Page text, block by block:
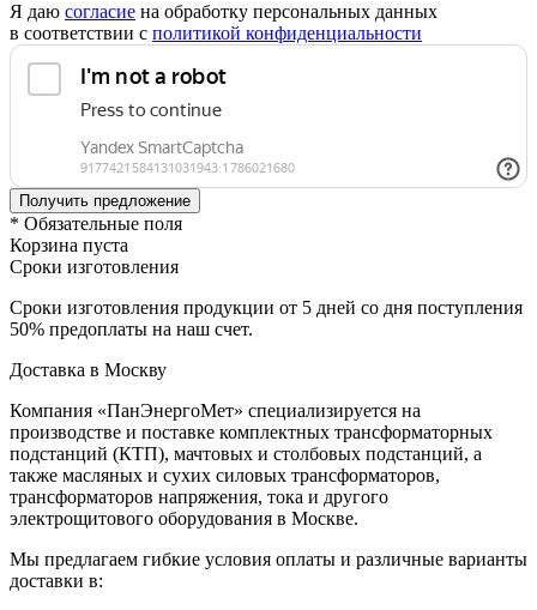
Я даю согласие на обработку персональных данных
в соответствии с политикой конфиденциальности
* Обязательные поля
Корзина пуста
Сроки изготовления
Сроки изготовления продукции от 5 дней со дня поступления
50% предоплаты на наш счет.
Доставка в Москву
Компания «ПанЭнергоМет» специализируется на
производстве и поставке комплектных трансформаторных
подстанций (КТП), мачтовых и столбовых подстанций, а
также масляных и сухих силовых трансформаторов,
трансформаторов напряжения, тока и другого
электрощитового оборудования в Москве.
Мы предлагаем гибкие условия оплаты и различные варианты
доставки в: